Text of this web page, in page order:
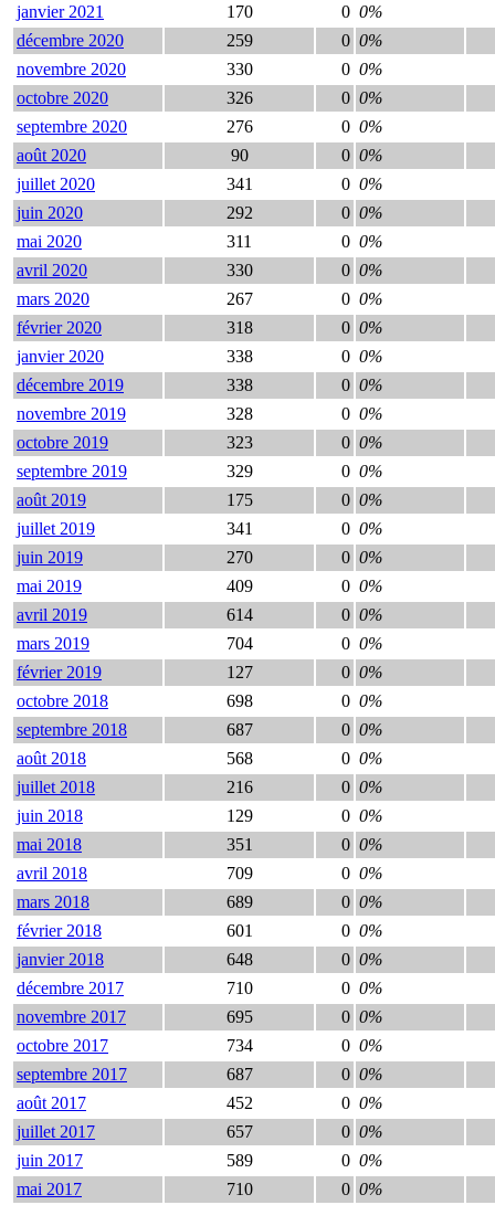
janvier 2021
170 0 0%
décembre 2020
259 0 0%
novembre 2020
330 0 0%
octobre 2020
326 0 0%
septembre 2020
276 0 0%
août 2020
90 0 0%
juillet 2020
341 0 0%
juin 2020
292 0 0%
mai 2020
311 0 0%
avril 2020
330 0 0%
mars 2020
267 0 0%
février 2020
318 0 0%
janvier 2020
338 0 0%
décembre 2019
338 0 0%
novembre 2019
328 0 0%
octobre 2019
323 0 0%
septembre 2019
329 0 0%
août 2019
175 0 0%
juillet 2019
341 0 0%
juin 2019
270 0 0%
mai 2019
409 0 0%
avril 2019
614 0 0%
mars 2019
704 0 0%
février 2019
127 0 0%
octobre 2018
698 0 0%
septembre 2018
687 0 0%
août 2018
568 0 0%
juillet 2018
216 0 0%
juin 2018
129 0 0%
mai 2018
351 0 0%
avril 2018
709 0 0%
mars 2018
689 0 0%
février 2018
601 0 0%
janvier 2018
648 0 0%
décembre 2017
710 0 0%
novembre 2017
695 0 0%
octobre 2017
734 0 0%
septembre 2017
687 0 0%
août 2017
452 0 0%
juillet 2017
657 0 0%
juin 2017
589 0 0%
mai 2017
710 0 0%